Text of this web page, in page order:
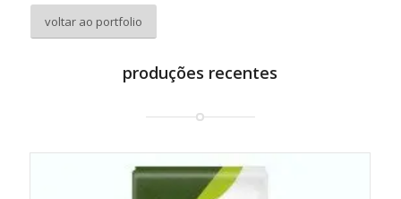
voltar ao portfolio
produções recentes